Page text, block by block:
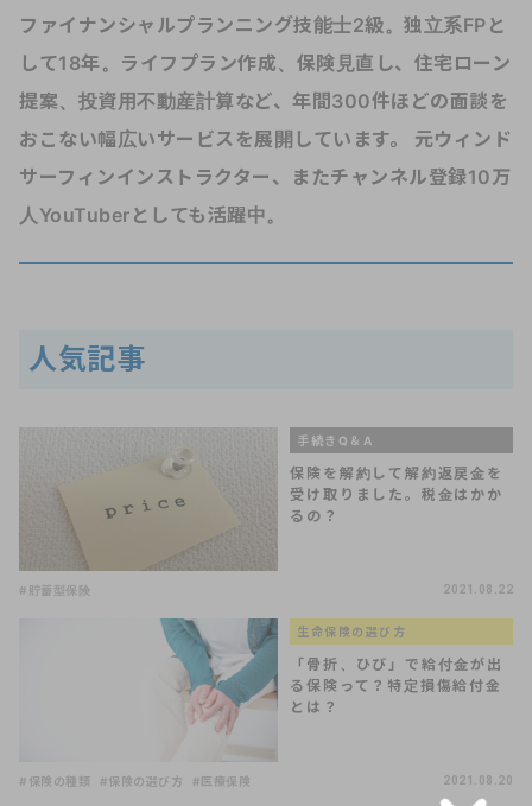
ファイナンシャルプランニング技能士2級。独立系FPと
して18年。ライフプラン作成、保険見直し、住宅ローン
提案、投資用不動産計算など、年間300件ほどの面談を
おこない幅広いサービスを展開しています。 元ウィンド
サーフィンインストラクター、またチャンネル登録10万
人YouTuberとしても活躍中。
人気記事
手続きQ＆A
保険を解約して解約返戻金を
受け取りました。税金はかか
るの？
#貯蓄型保険 2021.08.22
生命保険の選び方
「骨折、ひび」で給付金が出
る保険って？特定損傷給付金
とは？
#保険の種類 #保険の選び方 #医療保険 2021.08.20